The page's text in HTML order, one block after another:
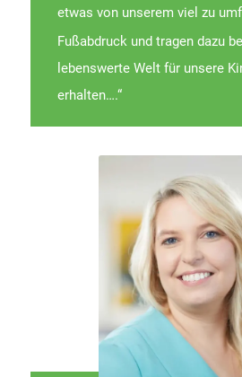
etwas von unserem viel zu
Fußabdruck und tragen dazu
lebenswerte Welt für unsere
erhalten….“